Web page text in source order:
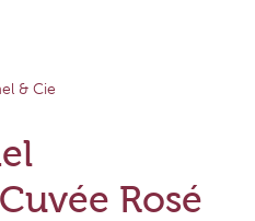
& Cie
Rosé